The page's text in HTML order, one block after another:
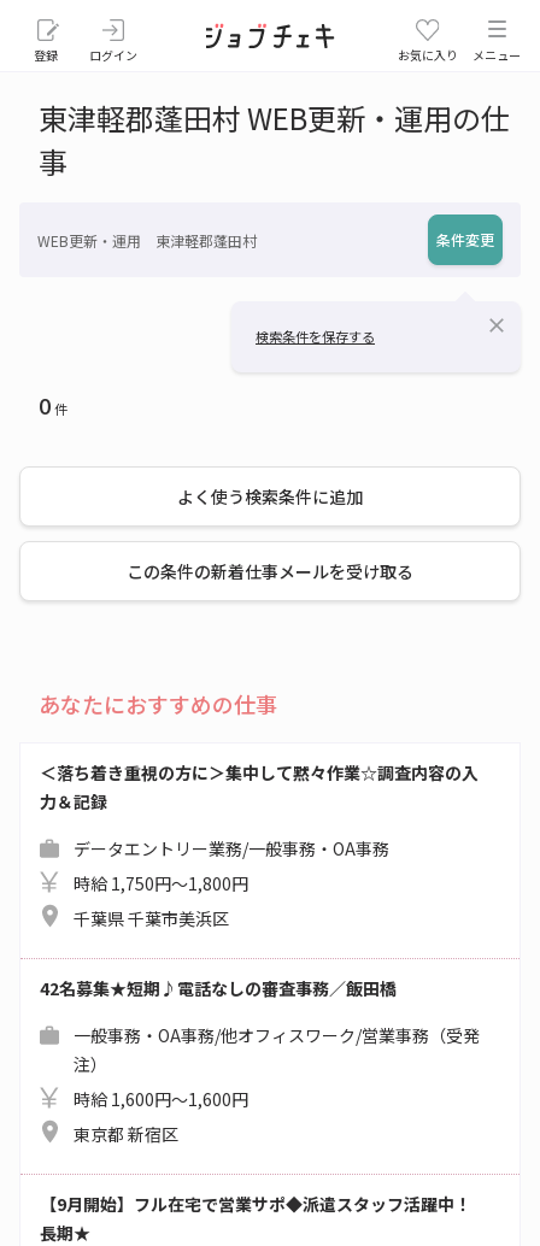
登録 ログイン お気に入り メニュー
東津軽郡蓬田村 WEB更新・運用の仕
事
WEB更新・運用 東津軽郡蓬田村 条件変更
検索条件を保存する close
0件
よく使う検索条件に追加
この条件の新着仕事メールを受け取る
あなたにおすすめの仕事
＜落ち着き重視の方に＞集中して黙々作業☆調査内容の入
力＆記録
データエントリー業務/一般事務・OA事務
時給 1,750円～1,800円
千葉県 千葉市美浜区
42名募集★短期♪電話なしの審査事務／飯田橋
一般事務・OA事務/他オフィスワーク/営業事務（受発
注）
時給 1,600円～1,600円
東京都 新宿区
【9月開始】フル在宅で営業サポ◆派遣スタッフ活躍中！
長期★